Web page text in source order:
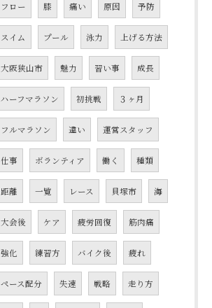
フロー 膝 痛い 原因 予防
スイム プール 泳力 上げる方法
大阪狭山市 魅力 習い事 成長
ハーフマラソン 初挑戦 ３ヶ月
フルマラソン 違い 運営スタッフ
仕事 ボランティア 働く 種類
距離 一覧 レース 貝塚市 海
大会後 ケア 疲労回復 筋肉痛
強化 練習方 バイク後 疲れ
ペース配分 失速 戦略 走り方